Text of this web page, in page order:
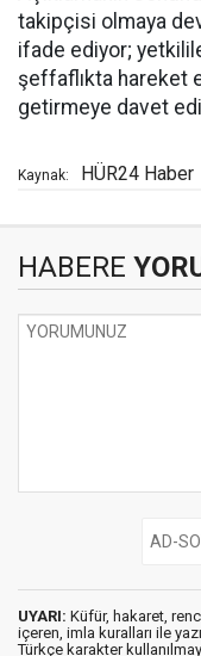
takipçisi olmaya
ifade ediyor;
şeffaflıkta hareket
getirmeye davet
Kaynak: HÜR24 Haber
HABERE
UYARI: Küfür, hakaret,
içeren, imla kuralları ile
Türkçe karakter